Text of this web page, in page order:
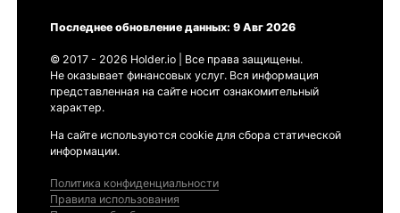
Последнее обновление данных: 9 Авг 2026
© 2017 - 2026 Holder.io | Все права защищены.
Не оказывает финансовых услуг. Вся информация
представленная на сайте носит ознакомительный
характер.
На сайте используются cookie для сбора статической
информации.
Политика конфиденциальности
Правила использования